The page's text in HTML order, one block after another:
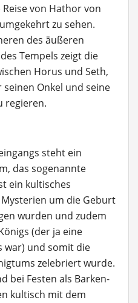
von Hathor von
zu sehen.
des äußeren
Tempels zeigt die
Horus und Seth,
Onkel und seine
regieren.
steht ein
das sogenannte
ein kultisches
um die Geburt
wurden und zudem
(der ja eine
war) und somit die
zelebriert wurde.
bei Festen als Barken-
kultisch mit dem